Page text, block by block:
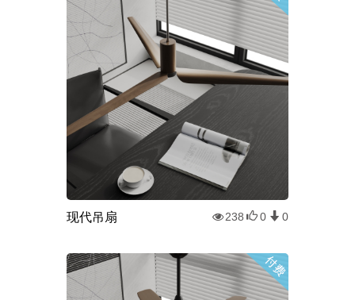
现代吊扇 238 0 0